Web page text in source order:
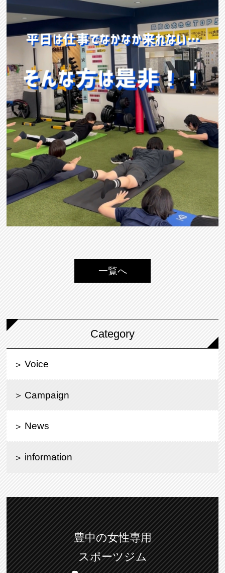
一覧へ
Category
Voice
Campaign
News
information
豊中の女性専用
スポーツジム